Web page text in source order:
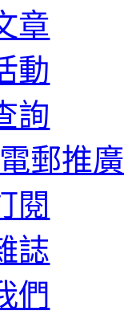
章
動
詢
郵推廣
閱
誌
們